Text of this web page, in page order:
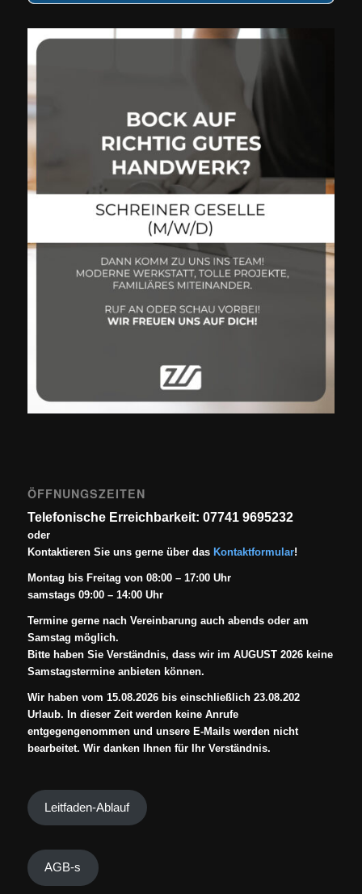
ÖFFNUNGSZEITEN
Telefonische Erreichbarkeit: 07741 9695232
oder
Kontaktieren Sie uns gerne über das Kontaktformular!
Montag bis Freitag von 08:00 – 17:00 Uhr
samstags 09:00 – 14:00 Uhr
Termine gerne nach Vereinbarung auch abends oder am
Samstag möglich.
Bitte haben Sie Verständnis, dass wir im AUGUST 2026 keine
Samstagstermine anbieten können.
Wir haben vom 15.08.2026 bis einschließlich 23.08.202
Urlaub. In dieser Zeit werden keine Anrufe
entgegengenommen und unsere E-Mails werden nicht
bearbeitet. Wir danken Ihnen für Ihr Verständnis.
Leitfaden-Ablauf
AGB-s